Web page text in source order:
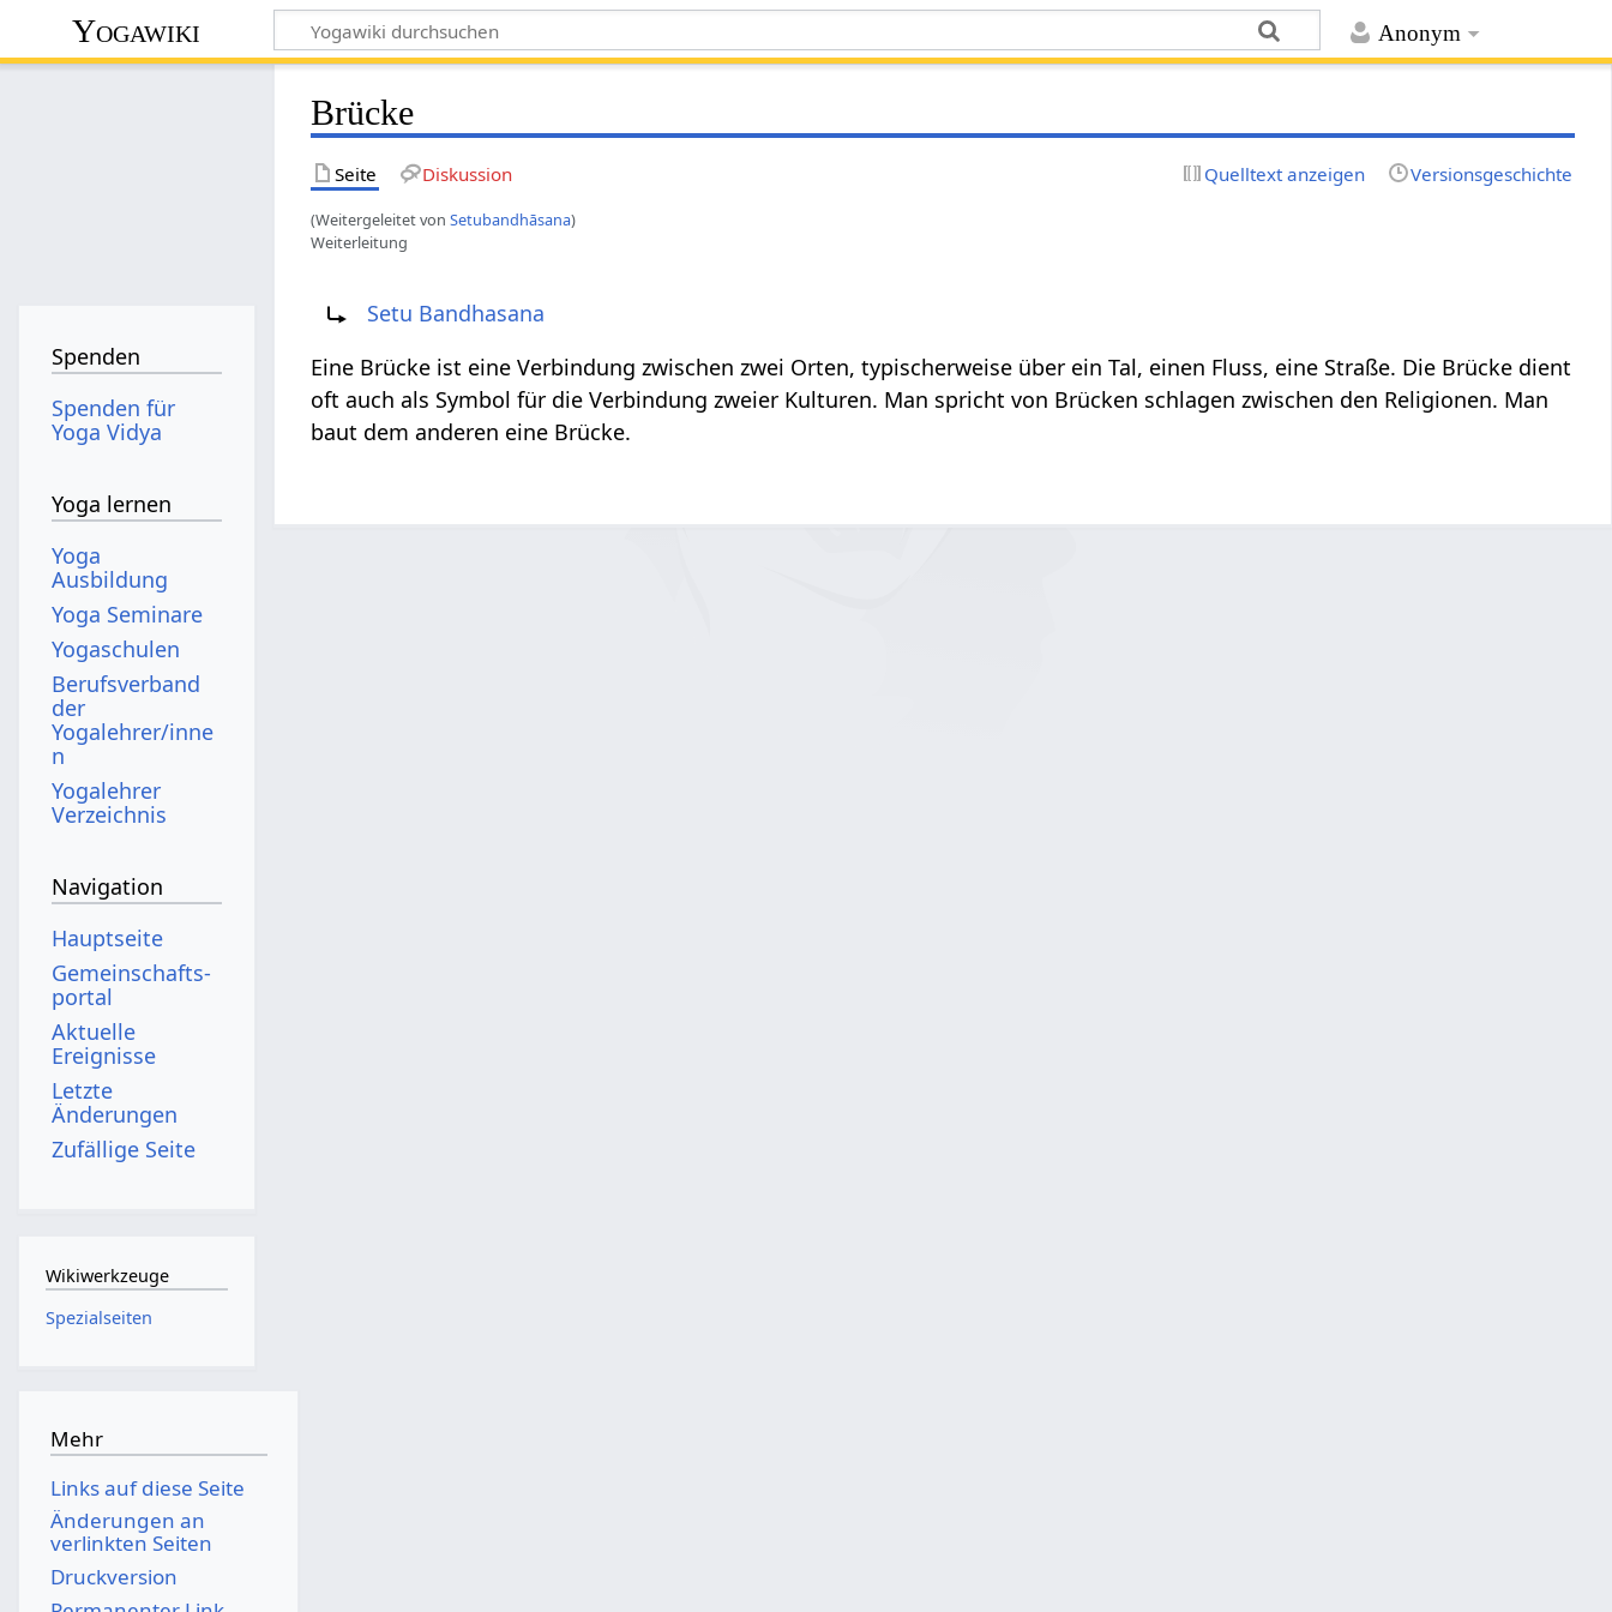
Anonym
Yogawiki
Brücke
Seite Diskussion Quelltext anzeigen Versionsgeschichte
(Weitergeleitet vonSetubandhāsana)
Weiterleitung
Setu Bandhasana
Eine Brücke ist eine Verbindung zwischen zwei Orten, typischerweise über ein Tal, einen Fluss, eine Straße. Die Brücke dient
oft auch als Symbol für die Verbindung zweier Kulturen. Man spricht von Brücken schlagen zwischen den Religionen. Man
baut dem anderen eine Brücke.
Spenden
Spenden für
Yoga Vidya
Yoga lernen
Yoga
Ausbildung
Yoga Seminare
Yogaschulen
Berufsverband
der
Yogalehrer/inne
n
Yogalehrer
Verzeichnis
Navigation
Hauptseite
Gemeinschafts­
portal
Aktuelle
Ereignisse
Letzte
Änderungen
Zufällige Seite
Wikiwerkzeuge
Spezialseiten
Mehr
Links auf diese Seite
Änderungen an
verlinkten Seiten
Druckversion